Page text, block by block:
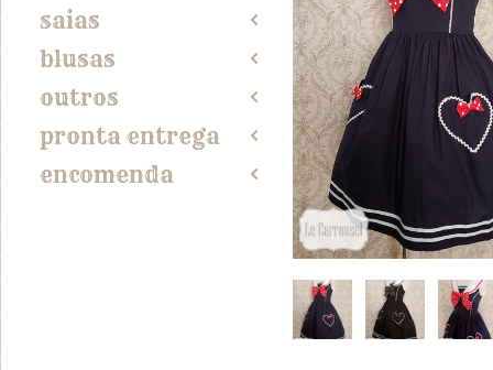
saias 2
blusas 2
outros 2
pronta entrega 2
encomenda 2